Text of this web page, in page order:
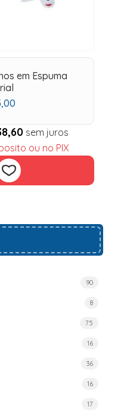
em Espuma
sem juros
ou no PIX
90
8
75
16
36
16
17